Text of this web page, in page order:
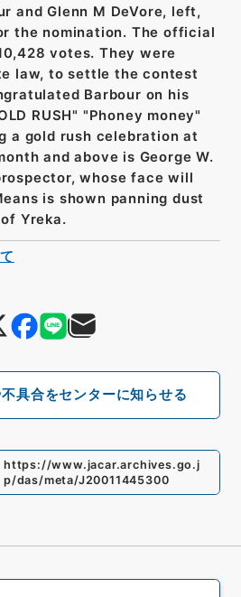
具合をセンターに知らせる
and Glenn M DeVore, left,
the nomination. The official
votes. They were
law, to settle the contest
Barbour on his
RUSH" "Phoney money"
a gold rush celebration at
and above is George W.
whose face will
is shown panning dust
Yreka.
https://www.jacar.archives.go.j
p/das/meta/J20011445300